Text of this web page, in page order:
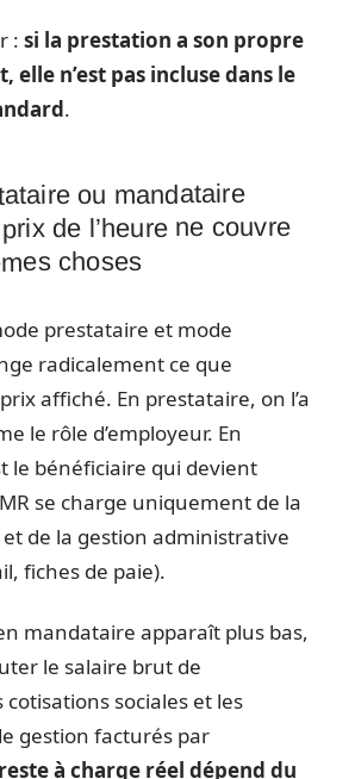
: si la prestation a son propre
elle n’est pas incluse dans le
.
ou mandataire
de l’heure ne couvre
choses
prestataire et mode
radicalement ce que
affiché. En prestataire, on l’a
le rôle d’employeur. En
le bénéficiaire qui devient
se charge uniquement de la
de la gestion administrative
fiches de paie).
mandataire apparaît plus bas,
le salaire brut de
cotisations sociales et les
gestion facturés par
à charge réel dépend du